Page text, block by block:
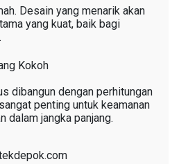
Desain yang menarik akan
yang kuat, baik bagi
Kokoh
dibangun dengan perhitungan
penting untuk keamanan
dalam jangka panjang.